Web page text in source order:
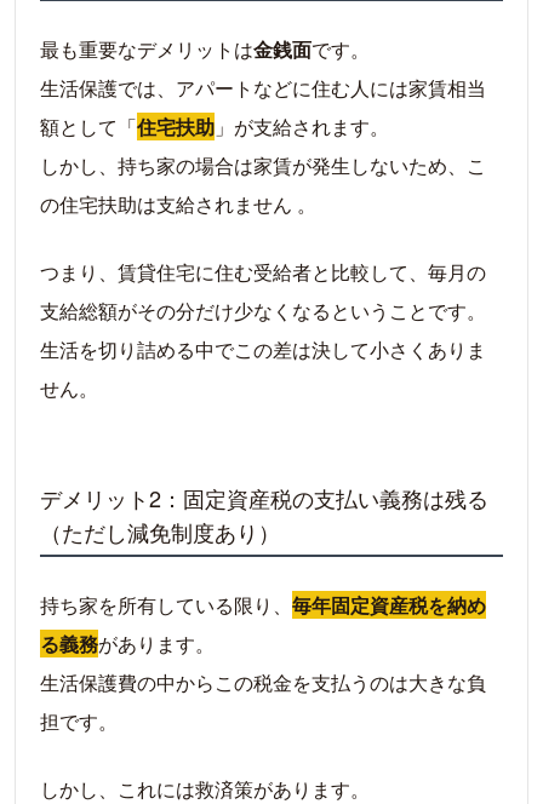
最も重要なデメリットは金銭面です。
生活保護では、アパートなどに住む人には家賃相当
額として「住宅扶助 」が支給されます。
しかし、持ち家の場合は家賃が発生しないため、こ
の住宅扶助は支給されません 。
つまり、賃貸住宅に住む受給者と比較して、毎月の
支給総額がその分だけ少なくなるということです。
生活を切り詰める中でこの差は決して小さくありま
せん。
デメリット2：固定資産税の支払い義務は残る
（ただし減免制度あり）
持ち家を所有している限り、 毎年固定資産税を納め
る義務があります。
生活保護費の中からこの税金を支払うのは大きな負
担です。
しかし、これには救済策があります。